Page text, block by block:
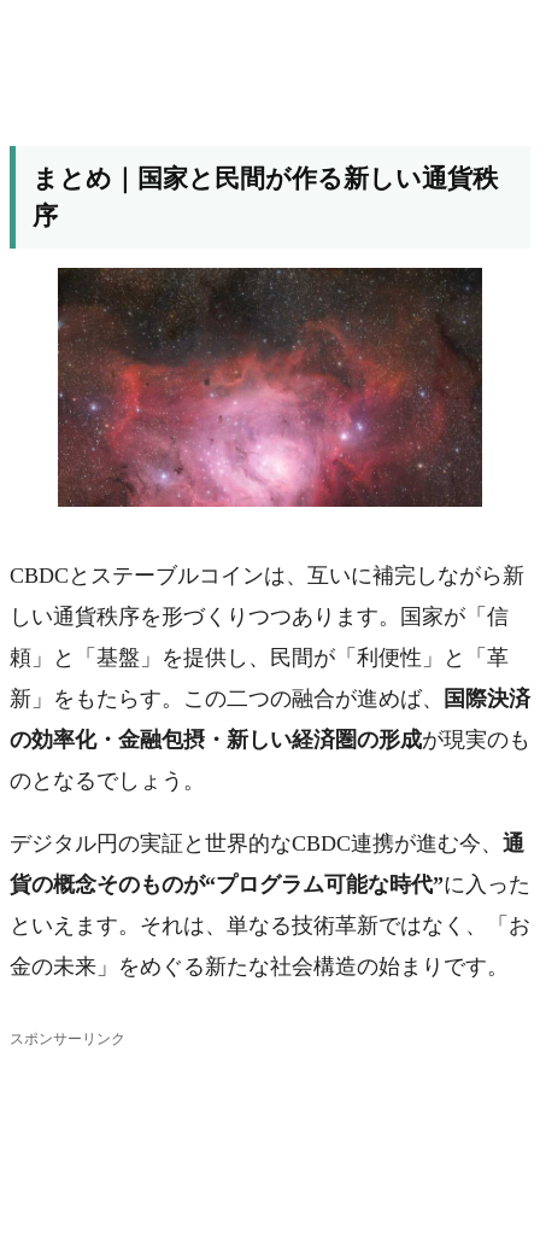
まとめ｜国家と民間が作る新しい通貨秩
序
CBDCとステーブルコインは、互いに補完しながら新
しい通貨秩序を形づくりつつあります。国家が「信
頼」と「基盤」を提供し、民間が「利便性」と「革
新」をもたらす。この二つの融合が進めば、
国際決済
の効率化・金融包摂・新しい経済圏の形成が現実のも
のとなるでしょう。
デジタル円の実証と世界的なCBDC連携が進む今、 通
貨の概念そのものが“プログラム可能な時代”に入った
といえます。それは、単なる技術革新ではなく、「お
金の未来」をめぐる新たな社会構造の始まりです。
スポンサーリンク